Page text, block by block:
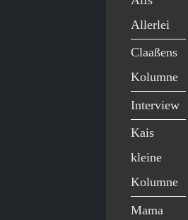
Allerlei
Claaßens
Kolumne
Interview
Kais
kleine
Kolumne
Mama